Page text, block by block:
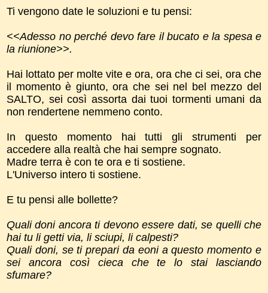
Ti vengono date le soluzioni e tu pensi:
<<Adesso no perché devo fare il bucato e la spesa e
la riunione>>.
Hai lottato per molte vite e ora, ora che ci sei, ora che
il momento è giunto, ora che sei nel bel mezzo del
SALTO, sei così assorta dai tuoi tormenti umani da
non rendertene nemmeno conto.
In questo momento hai tutti gli strumenti per
accedere alla realtà che hai sempre sognato.
Madre terra è con te ora e ti sostiene.
L'Universo intero ti sostiene.
E tu pensi alle bollette?
Quali doni ancora ti devono essere dati, se quelli che
hai tu li getti via, li sciupi, li calpesti?
Quali doni, se ti prepari da eoni a questo momento e
sei ancora così cieca che te lo stai lasciando
sfumare?